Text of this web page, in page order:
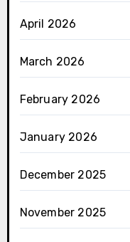
April 2026
March 2026
February 2026
January 2026
December 2025
November 2025